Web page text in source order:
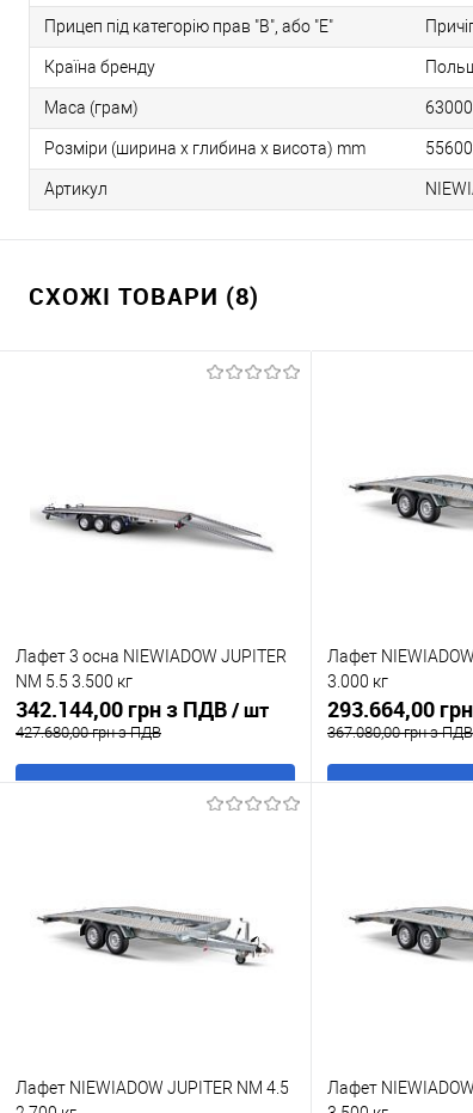
Прицеп під категорію прав "В", або "Е"
Країна бренду
Маса (грам)
Розміри (ширина х глибина х висота) mm
Артикул
СХОЖІ ТОВАРИ (8)
Лафет 3 осна NIEWIADOW JUPITER
NM 5.5 3.500 кг
342.144,00 грн з ПДВ/ шт
427.680,00 грн з ПДВ
У обране
В наявності
Лафет
3.000 кг
293.664,00
367.080,00 грн з ПДВ
У обране
Лафет NIEWIADOW JUPITER NM 4.5
Лафет